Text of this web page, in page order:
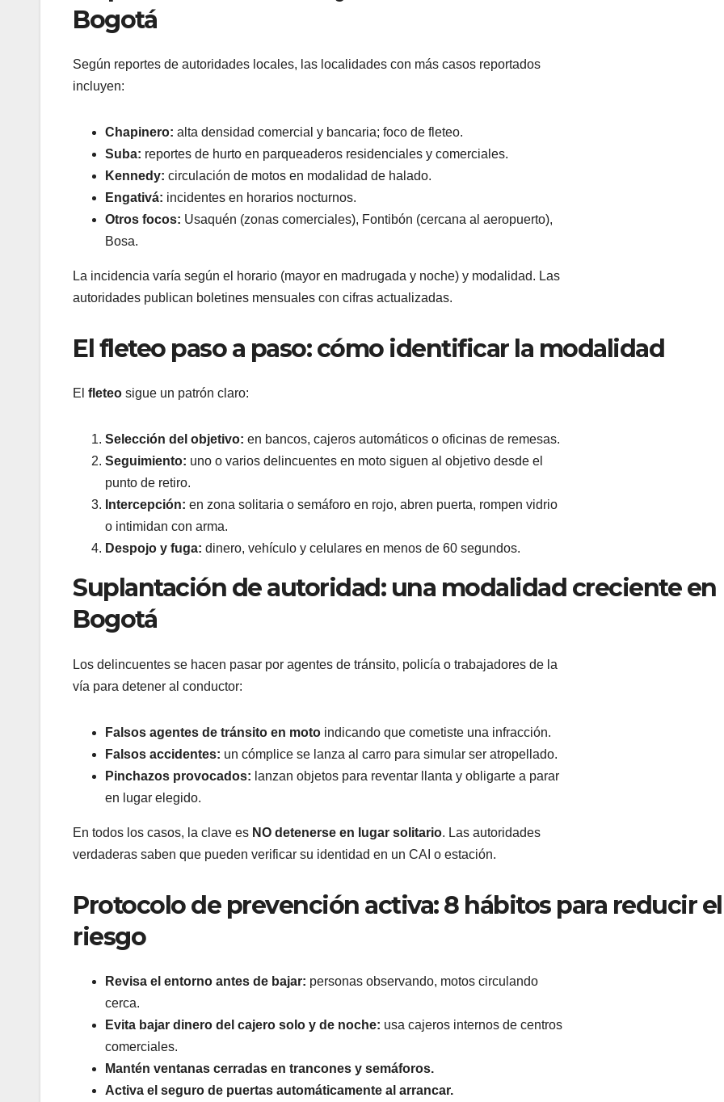
Bogotá
Según reportes de autoridades locales, las localidades con más casos reportados
incluyen:
Chapinero: alta densidad comercial y bancaria; foco de fleteo.
Suba: reportes de hurto en parqueaderos residenciales y comerciales.
Kennedy: circulación de motos en modalidad de halado.
Engativá: incidentes en horarios nocturnos.
Otros focos: Usaquén (zonas comerciales), Fontibón (cercana al aeropuerto),
Bosa.
La incidencia varía según el horario (mayor en madrugada y noche) y modalidad. Las
autoridades publican boletines mensuales con cifras actualizadas.
El fleteo paso a paso: cómo identificar la modalidad
El fleteo sigue un patrón claro:
Selección del objetivo: en bancos, cajeros automáticos o oficinas de remesas.
Seguimiento: uno o varios delincuentes en moto siguen al objetivo desde el
punto de retiro.
Intercepción: en zona solitaria o semáforo en rojo, abren puerta, rompen vidrio
o intimidan con arma.
Despojo y fuga: dinero, vehículo y celulares en menos de 60 segundos.
Suplantación de autoridad: una modalidad creciente en
Bogotá
Los delincuentes se hacen pasar por agentes de tránsito, policía o trabajadores de la
vía para detener al conductor:
Falsos agentes de tránsito en moto indicando que cometiste una infracción.
Falsos accidentes: un cómplice se lanza al carro para simular ser atropellado.
Pinchazos provocados: lanzan objetos para reventar llanta y obligarte a parar
en lugar elegido.
En todos los casos, la clave es NO detenerse en lugar solitario. Las autoridades
verdaderas saben que pueden verificar su identidad en un CAI o estación.
Protocolo de prevención activa: 8 hábitos para reducir el
riesgo
Revisa el entorno antes de bajar: personas observando, motos circulando
cerca.
Evita bajar dinero del cajero solo y de noche: usa cajeros internos de centros
comerciales.
Mantén ventanas cerradas en trancones y semáforos.
Activa el seguro de puertas automáticamente al arrancar.